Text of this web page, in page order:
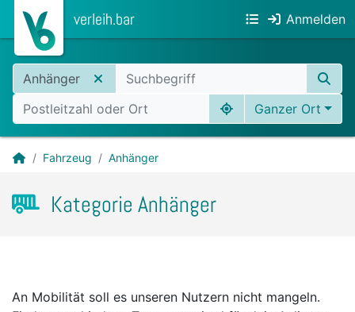
verleih.bar Anmelden
Anhänger
Ganzer Ort
Fahrzeug Anhänger
Kategorie Anhänger
An Mobilität soll es unseren Nutzern nicht mangeln.